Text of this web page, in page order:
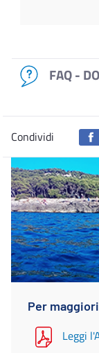
FAQ -
Condividi
Per
Leggi